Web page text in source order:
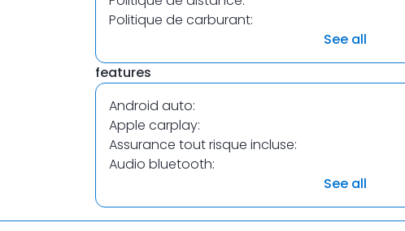
Politique de carburant:
See all
features
Android auto:
Apple carplay:
Assurance tout risque incluse:
Audio bluetooth:
See all